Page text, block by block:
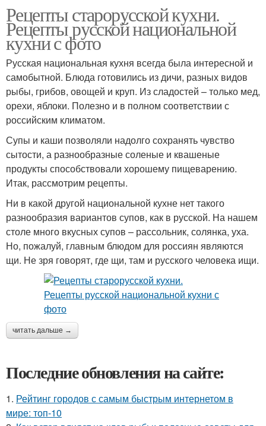
Рецепты старорусской кухни.
Рецепты русской национальной
кухни с фото
Русская национальная кухня всегда была интересной и
самобытной. Блюда готовились из дичи, разных видов
рыбы, грибов, овощей и круп. Из сладостей – только мед,
орехи, яблоки. Полезно и в полном соответствии с
российским климатом.
Супы и каши позволяли надолго сохранять чувство
сытости, а разнообразные соленые и квашеные
продукты способствовали хорошему пищеварению.
Итак, рассмотрим рецепты.
Ни в какой другой национальной кухне нет такого
разнообразия вариантов супов, как в русской. На нашем
столе много вкусных супов – рассольник, солянка, уха.
Но, пожалуй, главным блюдом для россиян являются
щи. Не зря говорят, где щи, там и русского человека ищи.
читать дальше →
Последние обновления на сайте:
1. Рейтинг городов с самым быстрым интернетом в
мире: топ-10